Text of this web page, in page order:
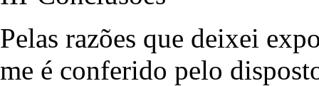
Pelas razões que deixei
me é conferido pelo